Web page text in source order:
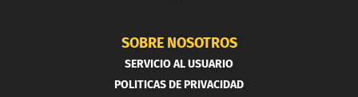
SOBRE NOSOTROS
SERVICIO AL USUARIO
POLITICAS DE PRIVACIDAD